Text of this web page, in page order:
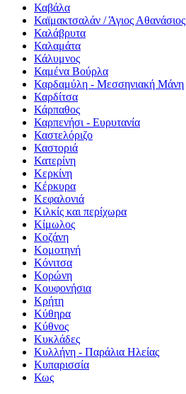
Καβάλα
Καϊμακτσαλάν / Άγιος Αθανάσιος
Καλάβρυτα
Καλαμάτα
Κάλυμνος
Καμένα Βούρλα
Καρδαμύλη - Μεσσηνιακή Μάνη
Καρδίτσα
Κάρπαθος
Καρπενήσι - Ευρυτανία
Καστελόριζο
Καστοριά
Κατερίνη
Κερκίνη
Κέρκυρα
Κεφαλονιά
Κιλκίς και περίχωρα
Κίμωλος
Κοζάνη
Κομοτηνή
Κόνιτσα
Κορώνη
Κουφονήσια
Κρήτη
Κύθηρα
Κύθνος
Κυκλάδες
Κυλλήνη - Παράλια Ηλείας
Κυπαρισσία
Κως